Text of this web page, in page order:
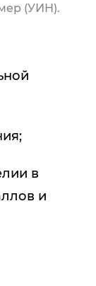
(УИН).
в
и